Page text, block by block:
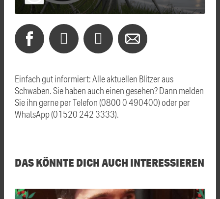
Einfach gut informiert: Alle aktuellen Blitzer aus
Schwaben. Sie haben auch einen gesehen? Dann melden
Sie ihn gerne per Telefon (0800 0 490400) oder per
WhatsApp (01520 242 3333).
DAS KÖNNTE DICH AUCH INTERESSIEREN